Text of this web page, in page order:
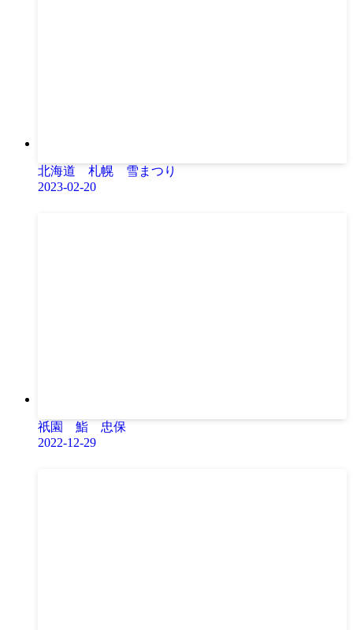
北海道 札幌 雪まつり
2023-02-20
祇園 鮨 忠保
2022-12-29